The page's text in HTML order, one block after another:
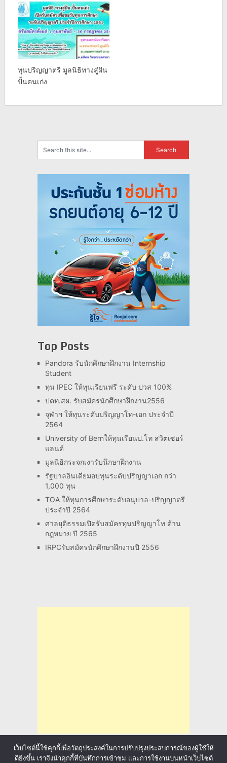
ทุนปริญญาตรี มูลนิธิทางสู่ฝัน
ปั้นคนเก่ง
Top Posts
Pandora รับนักศึกษาฝึกงาน Internship
Student
ทุน IPEC ให้ทุนเรียนฟรี ระดับ ปวส 100%
ปตท.สผ. รับสมัครนักศึกษาฝึกงาน2556
จุฬาฯ ให้ทุนระดับปริญญาโท-เอก ประจำปี
2564
University of Bernให้ทุนเรียนป.โท สวิตเซอร์
แลนด์
มูลนิธิกระจกเงารับนึกษาฝึกงาน
รัฐบาลอินเดียมอบทุนระดับปริญญาเอก กว่า
1,000 ทุน
TOA ให้ทุนการศึกษาระดับอนุบาล-ปริญญาตรี
ประจำปี 2564
ศาลยุติธรรมเปิดรับสมัครทุนปริญญาโท ด้าน
กฎหมาย ปี 2565
IRPCรับสมัครนักศึกษาฝึกงานปี 2556
เว็บไซต์นี้ใช้คุกกี้เพื่อวัตถุประสงค์ในการปรับปรุงประสบการณ์ของผู้ใช้ให้
ดียิ่งขึ้น เราจึงนำคุกกี้ที่บันทึกการเข้าชม และการใช้งานบนหน้าเว็บไซต์